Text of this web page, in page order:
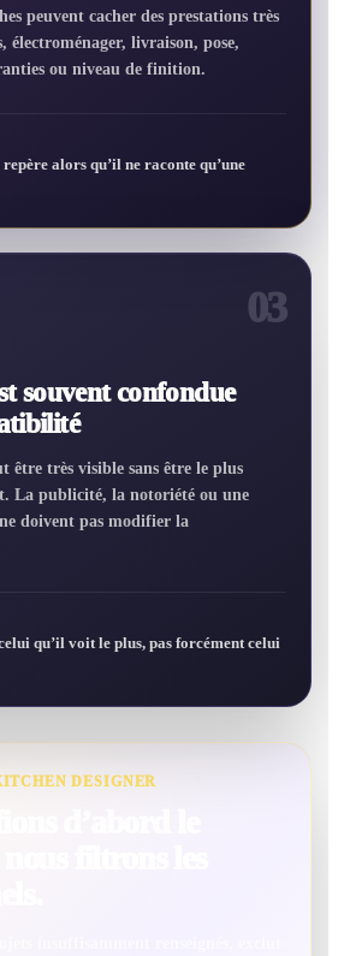
peuvent cacher des prestations très
électroménager, livraison, pose,
ou niveau de finition.
alors qu’il ne raconte qu’une
03
souvent confondue
être très visible sans être le plus
La publicité, la notoriété ou une
doivent pas modifier la
qu’il voit le plus, pas forcément celui
DESIGNER